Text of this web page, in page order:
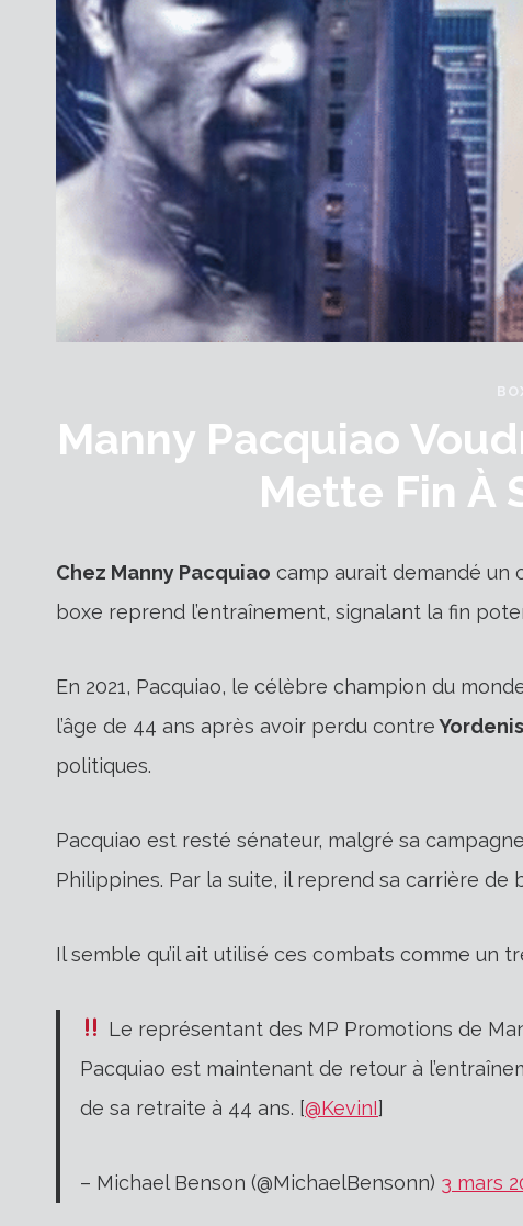
Manny Pacquiao
Mette Fin À
Chez Manny Pacquiao camp aurait demandé un
boxe reprend l’entraînement, signalant la fin
En 2021, Pacquiao, le célèbre champion du
l’âge de 44 ans après avoir perdu contre
politiques.
Pacquiao est resté sénateur, malgré sa
Philippines. Par la suite, il reprend sa carrière de
Il semble qu’il ait utilisé ces combats comme
Le représentant des MP Promotions de
Pacquiao est maintenant de retour à
de sa retraite à 44 ans. [@KevinI]
– Michael Benson (@MichaelBensonn) 3 mars